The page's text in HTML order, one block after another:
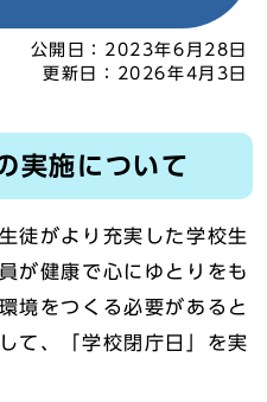
公開日： 2023年6月28日
更新日：
2026年4月3日
実施について
徒がより充実した学校生
が健康で心にゆとりをも
境をつくる必要があると
て、「学校閉庁日」を実